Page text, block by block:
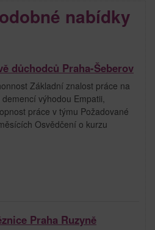
nabídky
důchodců Praha-Šeberov
Základní znalost práce na
výhodou Empatii,
práce v týmu Požadované
Osvědčení o kurzu
Praha Ruzyně